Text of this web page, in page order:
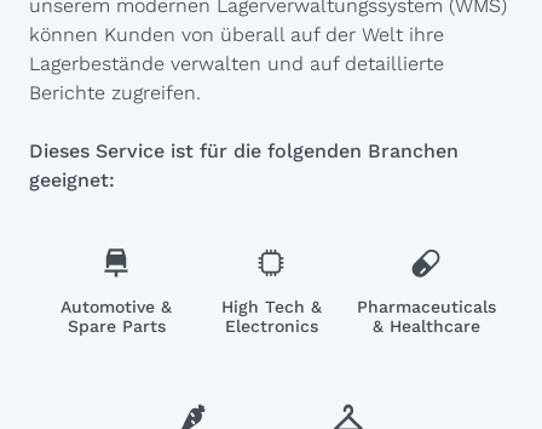
unserem modernen Lagerverwaltungssystem (WMS)
können Kunden von überall auf der Welt ihre
Lagerbestände verwalten und auf detaillierte
Berichte zugreifen.
Dieses Service ist für die folgenden Branchen
geeignet:
Automotive &
Spare Parts
High Tech &
Electronics
Pharmaceuticals
& Healthcare